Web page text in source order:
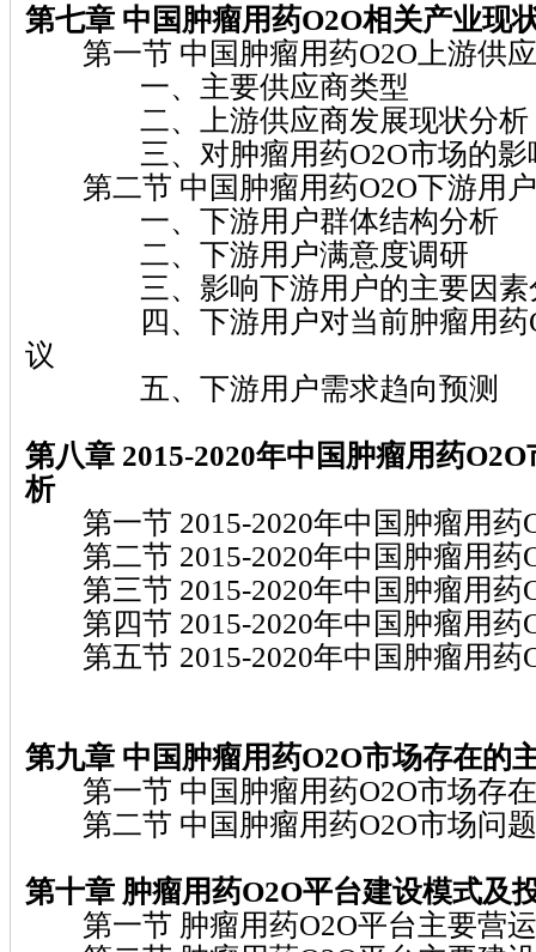
第七章 中国肿瘤用药O2O相关产业现
第一节 中国肿瘤用药O2O上游供
一、主要供应商类型
二、上游供应商发展现状分析
三、对肿瘤用药O2O市场的影
第二节 中国肿瘤用药O2O下游用
一、下游用户群体结构分析
二、下游用户满意度调研
三、影响下游用户的主要因素
四、下游用户对当前肿瘤用药
议
五、下游用户需求趋向预测
第八章 2015-2020年中国肿瘤用药O2O
析
第一节 2015-2020年中国肿瘤用药
第二节 2015-2020年中国肿瘤用药
第三节 2015-2020年中国肿瘤用药
第四节 2015-2020年中国肿瘤用药
第五节 2015-2020年中国肿瘤用药
第九章 中国肿瘤用药O2O市场存在的
第一节 中国肿瘤用药O2O市场存
第二节 中国肿瘤用药O2O市场问
第十章 肿瘤用药O2O平台建设模式及
第一节 肿瘤用药O2O平台主要营